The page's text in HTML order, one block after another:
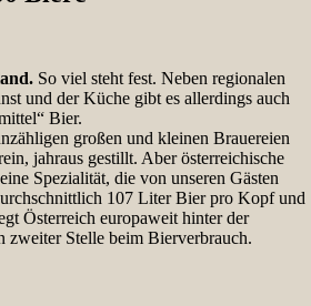
So viel steht fest. Neben regionalen
und der Küche gibt es allerdings auch
Bier.
großen und kleinen Brauereien
jahraus gestillt. Aber österreichische
Spezialität, die von unseren Gästen
107 Liter Bier pro Kopf und
Österreich europaweit hinter der
zweiter Stelle beim Bierverbrauch.